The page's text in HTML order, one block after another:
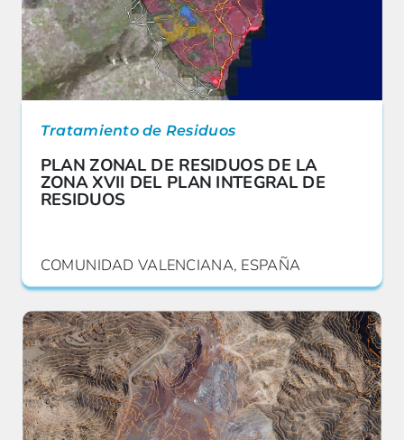
Tratamiento de Residuos
PLAN ZONAL DE RESIDUOS DE LA
ZONA XVII DEL PLAN INTEGRAL DE
RESIDUOS
COMUNIDAD VALENCIANA, ESPAÑA